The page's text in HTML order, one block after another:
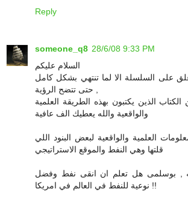
Reply
someone_q8 28/6/08 9:33 PM
السلام عليكم
على السلسلة الا لما تنتهي بشكل كامل
الذين يكتبون بهذه الطريقة العلمية
والواقعية والله يعطيك الف عافية
العلمية والواقعية لبعض البنود اللي
قلتها وهي النفط والموقع الاستراتيجي
, بوسلمى هل تعلم ان انقى نفط وفضل
نوعية للنفط في العالم في امريكا !!